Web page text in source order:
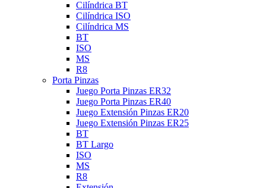
Cilíndrica BT
Cilíndrica ISO
Cilíndrica MS
BT
ISO
MS
R8
Porta Pinzas
Juego Porta Pinzas ER32
Juego Porta Pinzas ER40
Juego Extensión Pinzas ER20
Juego Extensión Pinzas ER25
BT
BT Largo
ISO
MS
R8